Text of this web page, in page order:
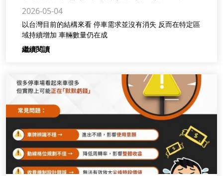
2026-05-04
以台灣目前的結構來看 停車需求並沒有消失 反而在特定區
域持續增加 車輛數量仍在成
繼續閱讀